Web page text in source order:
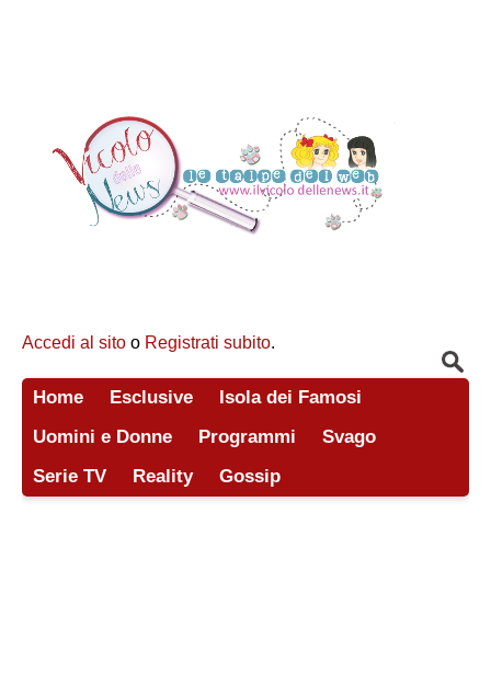
Accedi al sito o Registrati subito.
Home Esclusive
Isola dei Famosi
Uomini e Donne
Programmi
Svago
Serie TV
Reality Gossip